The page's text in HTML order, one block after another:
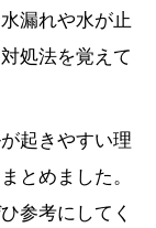
漏れや水が止
処法を覚えて
起きやすい理
とめました。
参考にしてく